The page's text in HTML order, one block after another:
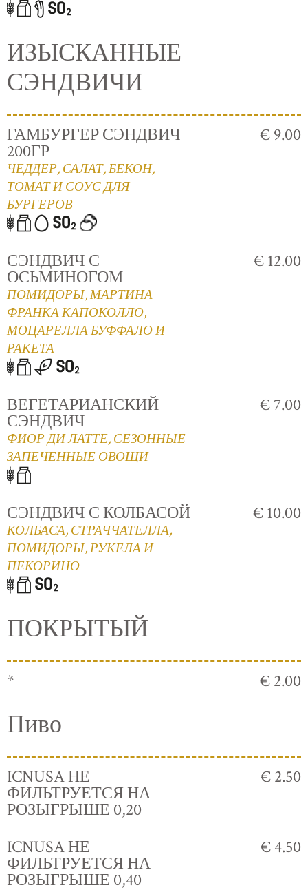
ИЗЫСКАННЫЕ
СЭНДВИЧИ
ГАМБУРГЕР СЭНДВИЧ
200ГР
ЧЕДДЕР, САЛАТ, БЕКОН,
ТОМАТ И СОУС ДЛЯ
БУРГЕРОВ
€ 9.00
СЭНДВИЧ С
ОСЬМИНОГОМ
ПОМИДОРЫ, МАРТИНА
ФРАНКА КАПОКОЛЛО,
МОЦАРЕЛЛА БУФФАЛО И
РАКЕТА
€ 12.00
ВЕГЕТАРИАНСКИЙ
СЭНДВИЧ
ФИОР ДИ ЛАТТЕ, СЕЗОННЫЕ
ЗАПЕЧЕННЫЕ ОВОЩИ
€ 7.00
СЭНДВИЧ С КОЛБАСОЙ
КОЛБАСА, СТРАЧЧАТЕЛЛА,
ПОМИДОРЫ, РУКЕЛА И
ПЕКОРИНО
€ 10.00
ПОКРЫТЫЙ
* € 2.00
Пиво
ICNUSA НЕ
ФИЛЬТРУЕТСЯ НА
РОЗЫГРЫШЕ 0,20
€ 2.50
ICNUSA НЕ
ФИЛЬТРУЕТСЯ НА
РОЗЫГРЫШЕ 0,40
€ 4.50